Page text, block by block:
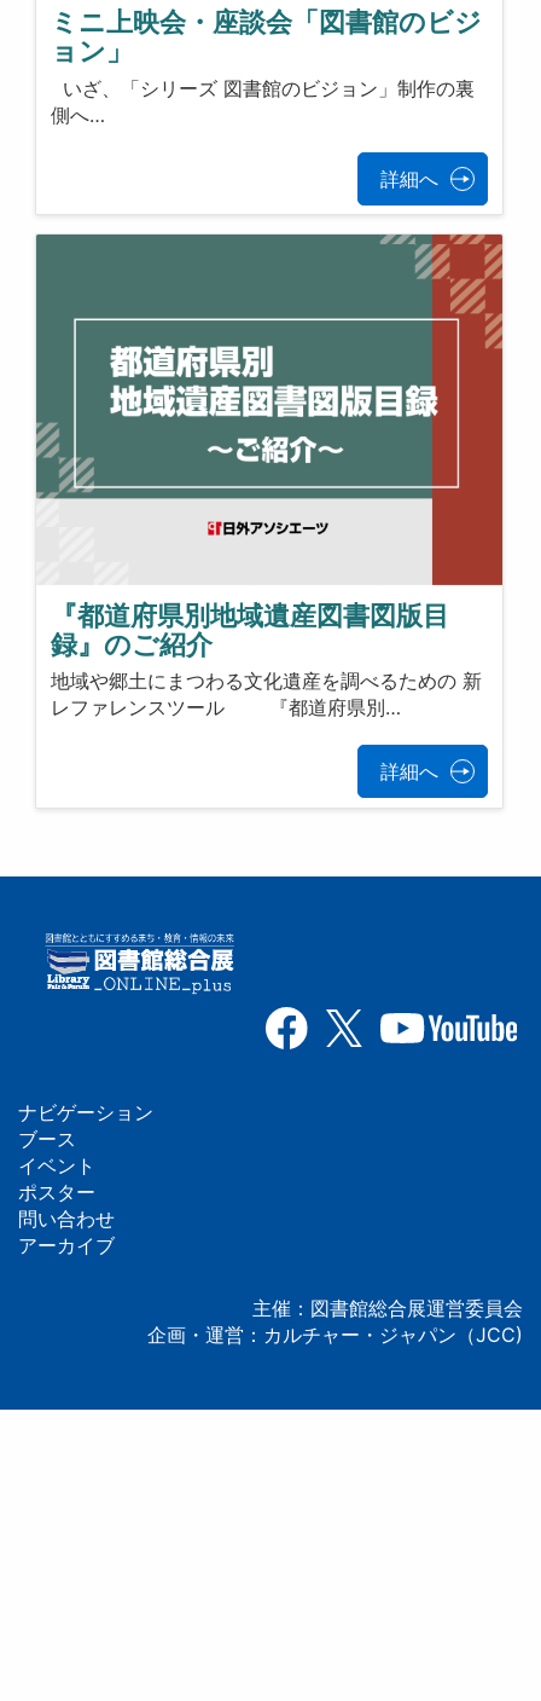
ミニ上映会・座談会「図書館のビジ
ョン」
いざ、「シリーズ 図書館のビジョン」制作の裏
側へ…
詳細へ
『都道府県別地域遺産図書図版目
録』のご紹介
地域や郷土にまつわる文化遺産を調べるための 新
レファレンスツール 『都道府県別…
詳細へ
フ
ッ
タ
ナビゲーション
ブース
イベント
ポスター
問い合わせ
アーカイブ
主催：図書館総合展運営委員会
企画・運営：カルチャー・ジャパン（JCC)